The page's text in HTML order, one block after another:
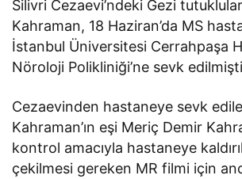
Silivri Cezaevi’ndeki Gezi
Kahraman, 18 Haziran’da MS
İstanbul Üniversitesi Cerrahpaşa
Nöroloji Polikliniği’ne sevk
Cezaevinden hastaneye sevk
Kahraman’ın eşi Meriç Demir
kontrol amacıyla hastaneye
çekilmesi gereken MR filmi için